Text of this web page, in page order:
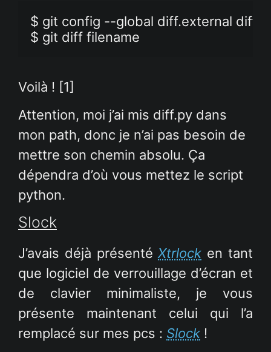
$ git config --global diff.external
$ git diff filename
Voilà ! [1]
Attention, moi j’ai mis diff.py dans
mon path, donc je n’ai pas besoin de
mettre son chemin absolu. Ça
dépendra d’où vous mettez le script
python.
Slock
J’avais déjà présentéXtrlock en tant
que logiciel de verrouillage d’écran et
de clavier minimaliste, je vous
présente maintenant celui qui l’a
remplacé sur mes pcs : Slock !